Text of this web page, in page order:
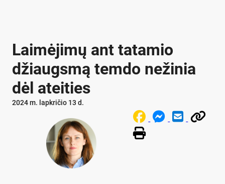
Laimėjimų ant tatamio
džiaugsmą temdo nežinia
dėl ateities
2024 m. lapkričio 13 d.